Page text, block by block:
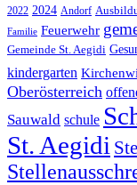
2022 2024 Andorf
Familie Feuerwehr
Gemeinde St. Aegidi
kindergarten
Oberösterreich
Sauwald schule
St. Aegidi